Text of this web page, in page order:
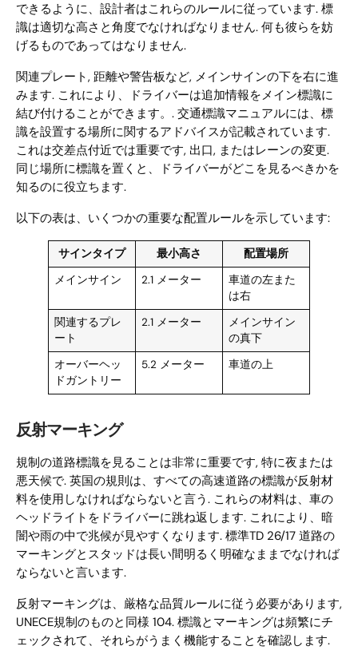
できるように、設計者はこれらのルールに従っています. 標
識は適切な高さと角度でなければなりません. 何も彼らを妨
げるものであってはなりません.
関連プレート, 距離や警告板など, メインサインの下を右に進
みます. これにより、ドライバーは追加情報をメイン標識に
結び付けることができます。. 交通標識マニュアルには、標
識を設置する場所に関するアドバイスが記載されています.
これは交差点付近では重要です, 出口, またはレーンの変更.
同じ場所に標識を置くと、ドライバーがどこを見るべきかを
知るのに役立ちます.
以下の表は、いくつかの重要な配置ルールを示しています:
サインタイプ 最小高さ
配置場所
メインサイン
2.1 メーター
車道の左また
は右
関連するプレ
ート
2.1 メーター
メインサイン
の真下
オーバーヘッ
ドガントリー
5.2 メーター 車道の上
反射マーキング
規制の道路標識を見ることは非常に重要です, 特に夜または
悪天候で. 英国の規則は、すべての高速道路の標識が反射材
料を使用しなければならないと言う. これらの材料は、車の
ヘッドライトをドライバーに跳ね返します. これにより、暗
闇や雨の中で兆候が見やすくなります. 標準TD 26/17 道路の
マーキングとスタッドは長い間明るく明確なままでなければ
ならないと言います.
反射マーキングは、厳格な品質ルールに従う必要があります,
UNECE規制のものと同様 104. 標識とマーキングは頻繁にチ
ェックされて、それらがうまく機能することを確認します.